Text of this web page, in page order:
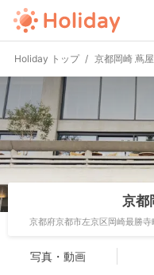
Holiday トップ 京都岡崎 蔦
京都
京都府京都市左京区岡崎最勝
写真・動画